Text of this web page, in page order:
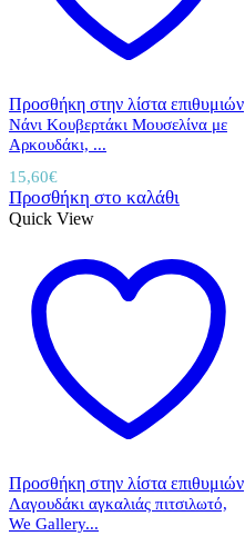
Προσθήκη στην λίστα επιθυμιών
Νάνι Κουβερτάκι Μουσελίνα με
Αρκουδάκι, ...
15,60€
Προσθήκη στο καλάθι
Quick View
Προσθήκη στην λίστα επιθυμιών
Λαγουδάκι αγκαλιάς πιτσιλωτό,
We Gallery...